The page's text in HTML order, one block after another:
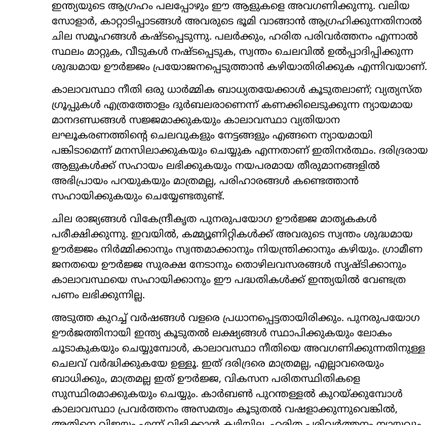
ഇന്ത്യയുടെ ആഗ്രഹം പലപ്പോഴും ഈ ആളുകളെ അവഗണിക്കുന്നു. വലിയ
സോളാർ, കാറ്റാടിപ്പാടങ്ങൾ അവരുടെ ഭൂമി വാങ്ങാൻ ആഗ്രഹിക്കുന്നതിനാൽ
ചില സമൂഹങ്ങൾ കഷ്ടപ്പെടുന്നു. പലർക്കും, ഹരിത പരിവർത്തനം എന്നാൽ
സ്ഥലം മാറ്റുക, വീടുകൾ നഷ്ടപ്പെടുക, സ്വന്തം ചെലവിൽ ഉൽപ്പാദിപ്പിക്കുന്ന
ശുദ്ധമായ ഊർജ്ജം പ്രയോജനപ്പെടുത്താൻ കഴിയാതിരിക്കുക എന്നിവയാണ്.
കാലാവസ്ഥാ നീതി ഒരു ധാർമ്മിക ബാധ്യതയേക്കാൾ കൂടുതലാണ്; വ്യത്യസ്ത
ഗ്രൂപ്പുകൾ എത്രത്തോളം ദുർബലരാണെന്ന് കണക്കിലെടുക്കുന്ന ന്യായമായ
മാനദണ്ഡങ്ങൾ സജ്ജമാക്കുകയും കാലാവസ്ഥാ വ്യതിയാന
ലഘൂകരണത്തിന്റെ ചെലവുകളും നേട്ടങ്ങളും എങ്ങനെ ന്യായമായി
പങ്കിടാമെന്ന് മനസിലാക്കുകയും ചെയ്യുക എന്നതാണ് ഇതിനർത്ഥം. ദരിദ്രരായ
ആളുകൾക്ക് സഹായം ലഭിക്കുകയും നയപരമായ തീരുമാനങ്ങളിൽ
അഭിപ്രായം പറയുകയും മാത്രമല്ല, പരിഹാരങ്ങൾ കണ്ടെത്താൻ
സഹായിക്കുകയും ചെയ്യേണ്ടതുണ്ട്.
ചില രാജ്യങ്ങൾ വികേന്ദ്രീകൃത പുനരുപയോഗ ഊർജ്ജ മാതൃകകൾ
പരീക്ഷിക്കുന്നു. ഇവയിൽ, കമ്മ്യൂണിറ്റികൾക്ക് അവരുടെ സ്വന്തം ശുദ്ധമായ
ഊർജ്ജം നിർമ്മിക്കാനും സ്വന്തമാക്കാനും നിയന്ത്രിക്കാനും കഴിയും. ഗ്രാമീണ
ജനതയെ ഊർജ്ജ സുരക്ഷ നേടാനും തൊഴിലവസരങ്ങൾ സൃഷ്ടിക്കാനും
കാലാവസ്ഥയെ സഹായിക്കാനും ഈ പദ്ധതികൾക്ക് ഇന്ത്യയിൽ വേണ്ടത്ര
പണം ലഭിക്കുന്നില്ല.
അടുത്ത കുറച്ച് വർഷങ്ങൾ വളരെ പ്രധാനപ്പെട്ടതായിരിക്കും. പുനരുപയോഗ
ഊർജത്തിനായി ഇന്ത്യ കൂടുതൽ ലക്ഷ്യങ്ങൾ സ്ഥാപിക്കുകയും ലോകം
ചൂടാകുകയും ചെയ്യുമ്പോൾ, കാലാവസ്ഥാ നീതിയെ അവഗണിക്കുന്നതിനുള്ള
ചെലവ് വർദ്ധിക്കുകയേ ഉള്ളൂ. ഇത് ദരിദ്രരെ മാത്രമല്ല, എല്ലാവരെയും
ബാധിക്കും, മാത്രമല്ല ഇത് ഊർജ്ജ, വികസന പരിതസ്ഥിതികളെ
സുസ്ഥിരമാക്കുകയും ചെയ്യും. കാർബൺ പുറന്തള്ളൽ കുറയ്ക്കുമ്പോൾ
കാലാവസ്ഥാ പ്രവർത്തനം അസമത്വം കൂടുതൽ വഷളാക്കുന്നുവെങ്കിൽ,